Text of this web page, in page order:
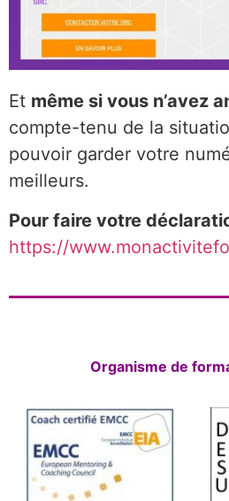
Et même si vous n’avez
compte-tenu de la
pouvoir garder votre
meilleurs.
Pour faire votre
https://
Organisme de